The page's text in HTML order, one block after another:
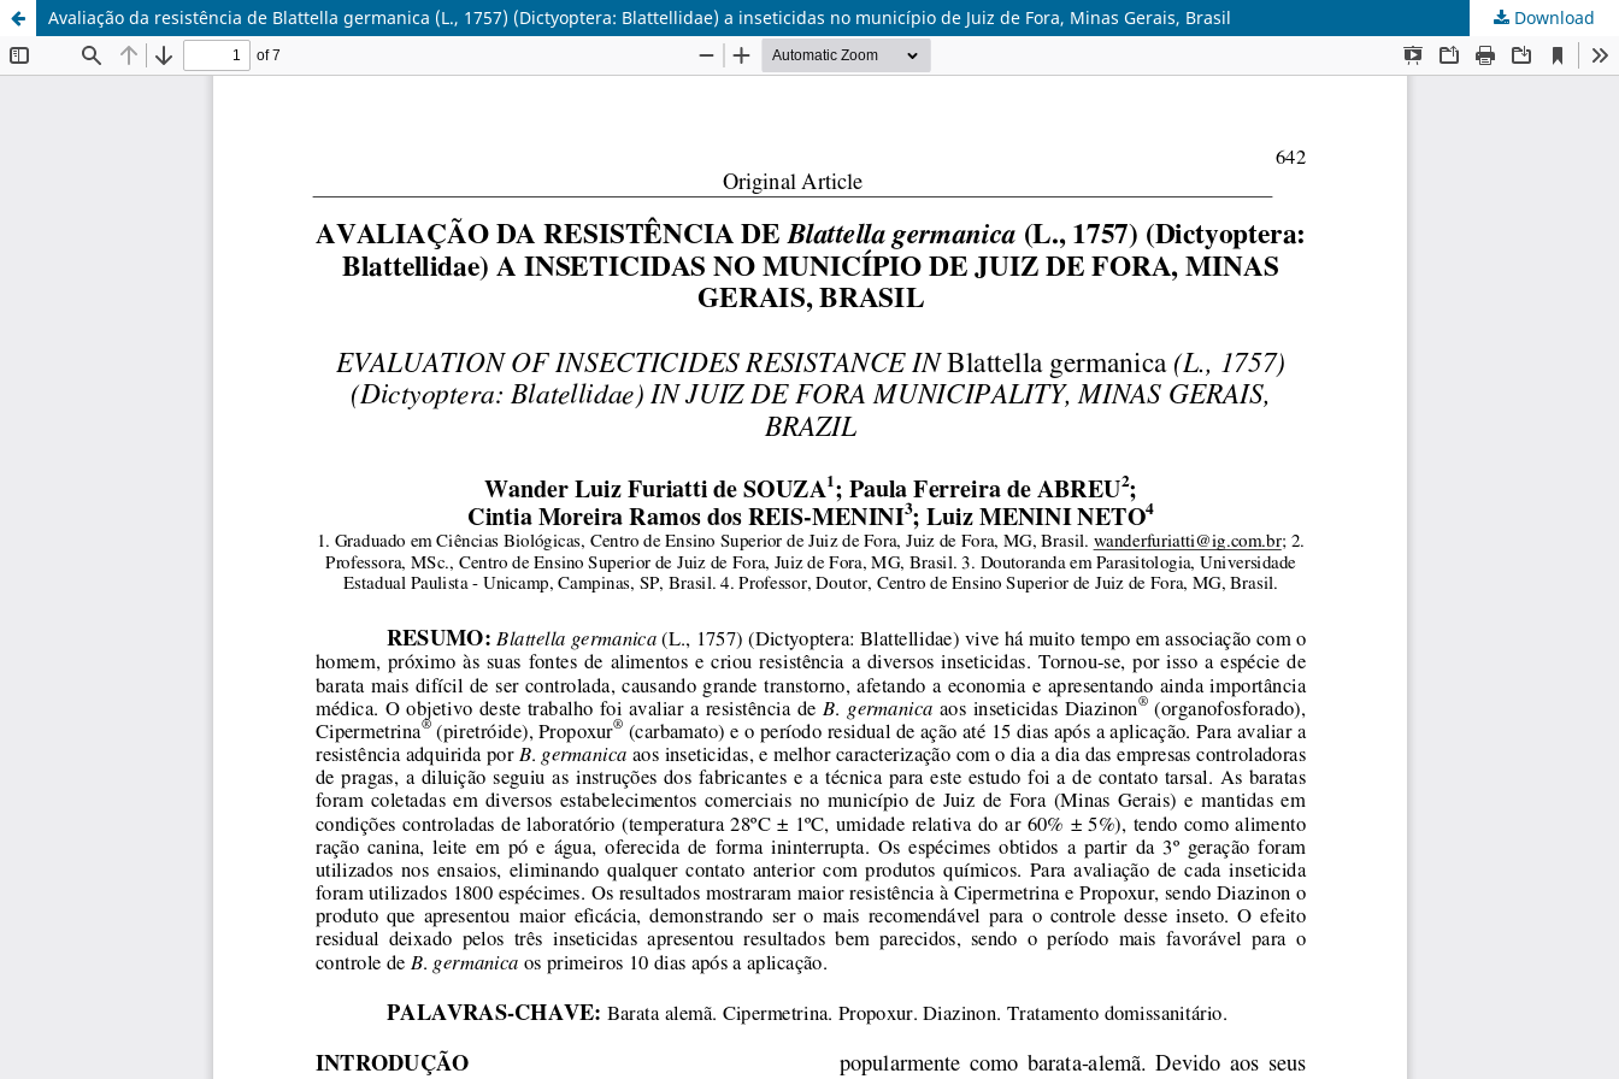
Avaliação da resistência de Blattella germanica (L., 1757) (Dictyoptera: Blattellidae) a inseticidas no município de Juiz de Fora, Minas Gerais, Brasil Download